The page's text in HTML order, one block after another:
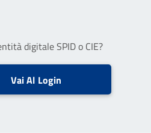
digitale SPID o CIE?
Vai Al Login